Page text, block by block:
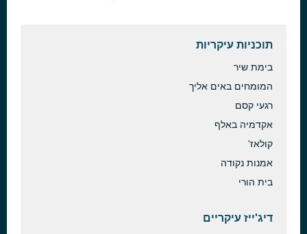
תוכניות עיקריות
בימת שיר
המומחים באים אליך
רגעי קסם
אקדמיה באלף
קולאז'
אמנות נקודה
בית הורי
דיג'ייז עיקריים